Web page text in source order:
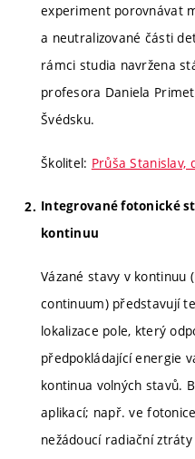
experiment porovnávat
a neutralizované části
rámci studia navržena
profesora Daniela
Švédsku.
Školitel: Průša Stanislav,
Integrované fotonické
kontinuu
Vázané stavy v kontinuu
continuum) představují
lokalizace pole, který
předpokládající energie
kontinua volných stavů.
aplikací; např. ve
nežádoucí radiační